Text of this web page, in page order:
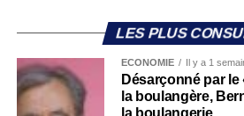
LES PLUS
ECONOMIE Il y a 1
Désarçonné par le
la boulangère,